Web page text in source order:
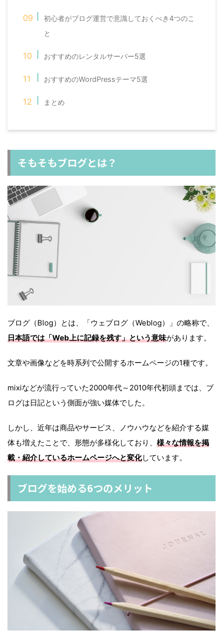
初心者がブログ運営で意識しておくべき4つのこ
と
おすすめのレンタルサーバー5選
おすすめのWordPressテーマ5選
まとめ
そもそもブログとは？
ブログ（Blog）とは、「ウェブログ（Weblog）」の略称で、
日本語では「Web上に記録を残す」という意味があります。
文章や画像などを時系列で公開するホームページの1種です。
mixiなどが流行っていた2000年代～2010年代初頭までは、ブ
ログは日記という側面が強い媒体でした。
しかし、近年は商品やサービス、ノウハウなどを紹介する媒
体も増えたことで、形態が多様化しており、 様々な情報を掲
載・紹介しているホームページへと変化しています。
ブログを始める6つのメリット